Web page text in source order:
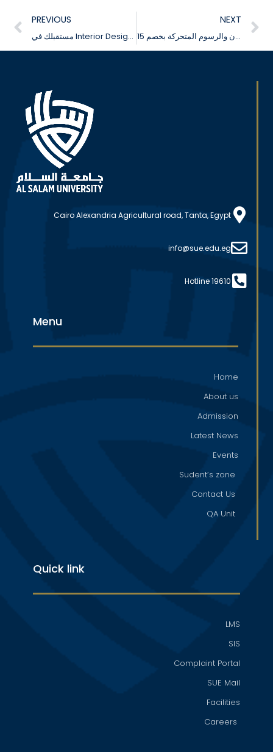
PREVIOUS
مستقبلك في Interior Design يبدأ من كلية الفنون التطبيقية | خصم 15% لفترة محدودة
NEXT
تعلّم فنون المونتاج في قسم الإعلان والرسوم المتحركة بخصم 15%
Cairo Alexandria Agricultural road, Tanta, Egypt
info@sue.edu.eg
Hotline 19610
Menu
Home
About us
Admission
Latest News
Events
Sudent’s zone
Contact Us
QA Unit
Quick link
LMS
SIS
Complaint Portal
SUE Mail
Facilities
Careers